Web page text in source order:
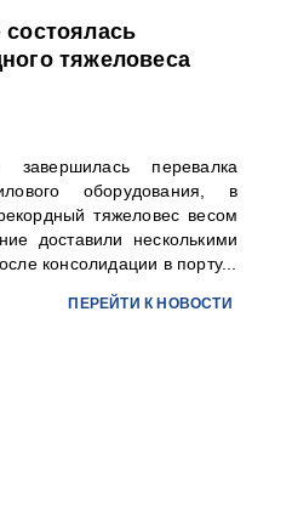
тяжеловеса
перевалка
оборудования, в
тяжеловес весом
доставили несколькими
консолидации в порту...
ПЕРЕЙТИ К НОВОСТИ